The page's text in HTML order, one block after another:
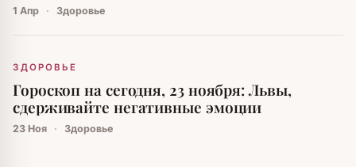
1 Апр · Здоровье
ЗДОРОВЬЕ
Гороскоп на сегодня, 23 ноября: Львы,
сдерживайте негативные эмоции
23 Ноя · Здоровье